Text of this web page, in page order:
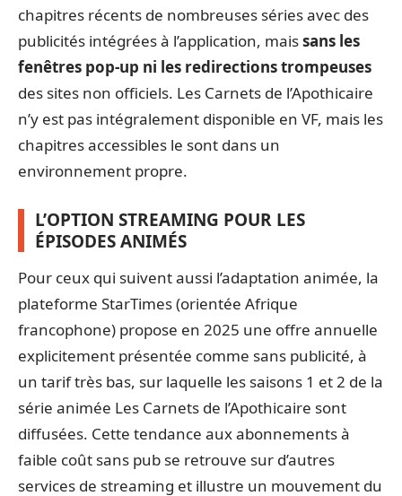
chapitres récents de nombreuses séries avec des
publicités intégrées à l’application, maissans les
fenêtres pop-up ni les redirections trompeuses
des sites non officiels. Les Carnets de l’Apothicaire
n’y est pas intégralement disponible en VF, mais les
chapitres accessibles le sont dans un
environnement propre.
L’OPTION STREAMING POUR LES
ÉPISODES ANIMÉS
Pour ceux qui suivent aussi l’adaptation animée, la
plateforme StarTimes (orientée Afrique
francophone) propose en 2025 une offre annuelle
explicitement présentée comme sans publicité, à
un tarif très bas, sur laquelle les saisons 1 et 2 de la
série animée Les Carnets de l’Apothicaire sont
diffusées. Cette tendance aux abonnements à
faible coût sans pub se retrouve sur d’autres
services de streaming et illustre un mouvement du